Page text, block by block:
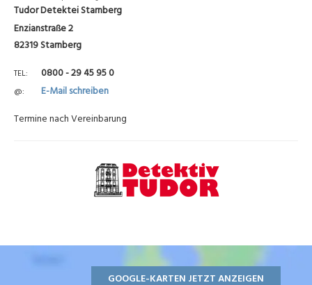
Tudor Detektei Starnberg
Enzianstraße 2
82319 Starnberg
TEL 0800 - 29 45 95 0
@
E-Mail schreiben
Termine nach Vereinbarung
GOOGLE-KARTEN JETZT ANZEIGEN